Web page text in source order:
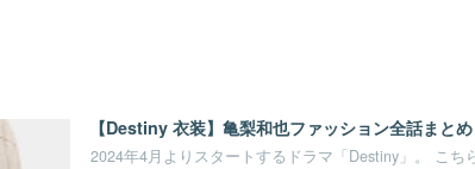
【Destiny 衣装】亀梨和也ファッション全話まとめ
2024年4月よりスタートするドラマ「Destiny」。 こ